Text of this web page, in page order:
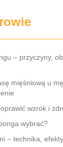
– przyczyny,
mięśniową u
wzrok i
wybrać?
– technika,